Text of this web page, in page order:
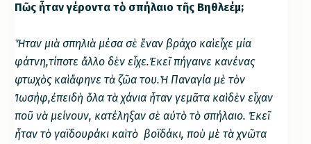
Πῶς ἦταν γέροντα τὸ σπήλαιο τῆς Βηθλεέμ;
Ἦταν μιὰ σπηλιὰ μέσα σὲ ἕναν βράχο καὶ εἶχε μία
φάτνη,τίποτε ἄλλο δὲν εἶχε.Ἐκεῖ πήγαινε κανένας
φτωχὸς καὶ ἄφηνε τὰ ζῶα του.Ἡ Παναγία μὲ τὸν
Ἰωσήφ,ἐπειδὴ ὅλα τὰ χάνια ἦταν γεμᾶτα καὶ δὲν εἶχαν
ποῦ νὰ μείνουν, κατέληξαν σὲ αὐτὸ τὸ σπήλαιο. Ἐκεῖ
ἦταν τὸ γαϊδουράκι καὶ τὸ βοϊδάκι, ποὺ μὲ τὰ χνῶτα